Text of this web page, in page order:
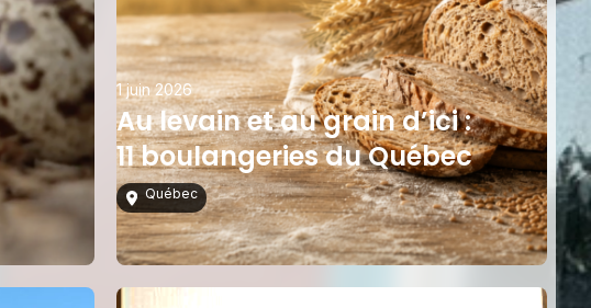
1 juin 2026
Au levain et au grain d’ici :
11 boulangeries du Québec
Québec